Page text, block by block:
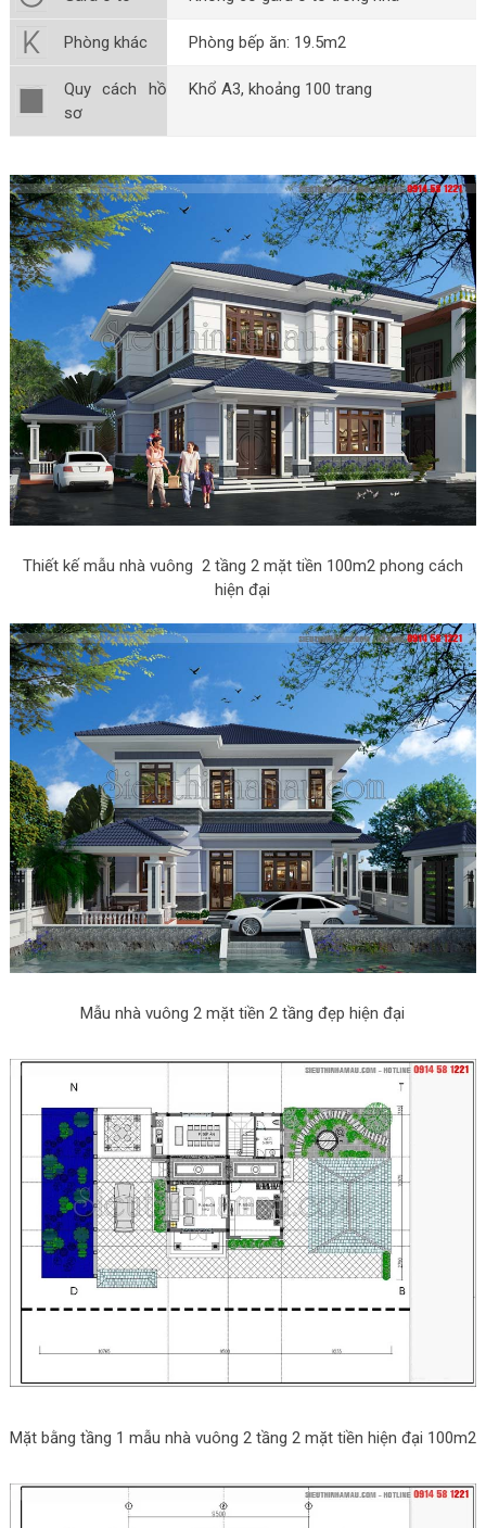
Phòng khác Phòng bếp ăn: 19.5m2
Quy cách hồ
sơ
Khổ A3, khoảng 100 trang
Thiết kế mẫu nhà vuông 2 tầng 2 mặt tiền 100m2 phong cách
hiện đại
Mẫu nhà vuông 2 mặt tiền 2 tầng đẹp hiện đại
Mặt bằng tầng 1 mẫu nhà vuông 2 tầng 2 mặt tiền hiện đại 100m2